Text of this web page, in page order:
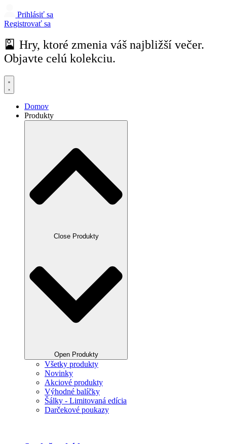
Prihlásiť sa
Registrovať sa
🎴 Hry, ktoré zmenia váš najbližší večer.
Objavte celú kolekciu.
Domov
Produkty
Close Produkty
Open Produkty
Všetky produkty
Novinky
Akciové produkty
Výhodné balíčky
Šálky - Limitovaná edícia
Darčekové poukazy